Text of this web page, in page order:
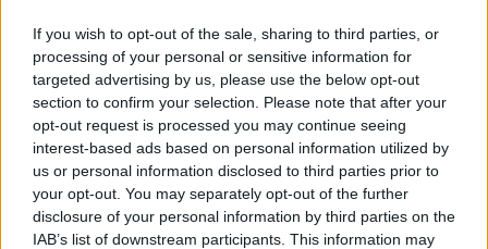
If you wish to opt-out of the sale, sharing to third parties, or
processing of your personal or sensitive information for
targeted advertising by us, please use the below opt-out
section to confirm your selection. Please note that after your
opt-out request is processed you may continue seeing
interest-based ads based on personal information utilized by
us or personal information disclosed to third parties prior to
your opt-out. You may separately opt-out of the further
disclosure of your personal information by third parties on the
IAB’s list of downstream participants. This information may